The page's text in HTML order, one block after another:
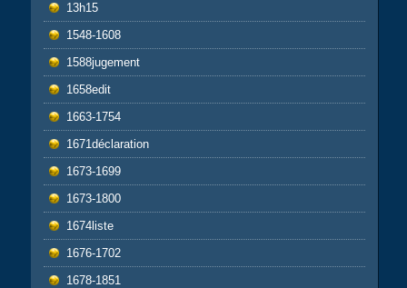
13h15
1548-1608
1588jugement
1658edit
1663-1754
1671déclaration
1673-1699
1673-1800
1674liste
1676-1702
1678-1851